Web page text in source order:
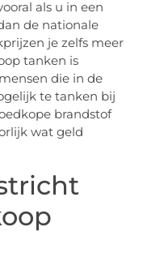
als u in een
de nationale
je zelfs meer
tanken is
die in de
te tanken bij
brandstof
wat geld